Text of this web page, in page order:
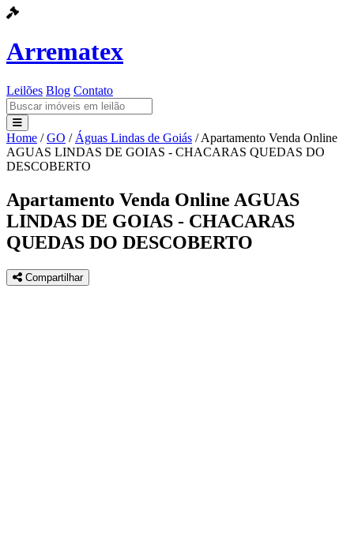
Arrematex
Leilões Blog Contato
Leilões
Contato
Home / GO / Águas Lindas de Goiás / Apartamento Venda Online
AGUAS LINDAS DE GOIAS - CHACARAS QUEDAS DO
DESCOBERTO
Apartamento Venda Online AGUAS
LINDAS DE GOIAS - CHACARAS
QUEDAS DO DESCOBERTO
Compartilhar